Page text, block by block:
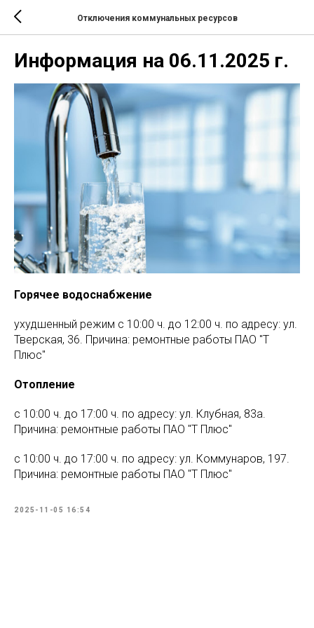
Отключения коммунальных ресурсов
Информация на 06.11.2025 г.
Горячее водоснабжение
ухудшенный режим с 10:00 ч. до 12:00 ч. по адресу: ул.
Тверская, 36. Причина: ремонтные работы ПАО "Т
Плюс"
Отопление
с 10:00 ч. до 17:00 ч. по адресу: ул. Клубная, 83а.
Причина: ремонтные работы ПАО "Т Плюс"
с 10:00 ч. до 17:00 ч. по адресу: ул. Коммунаров, 197.
Причина: ремонтные работы ПАО "Т Плюс"
2025-11-05 16:54